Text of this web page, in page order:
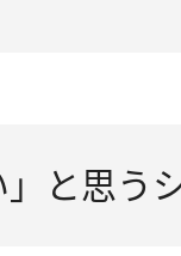
と思う